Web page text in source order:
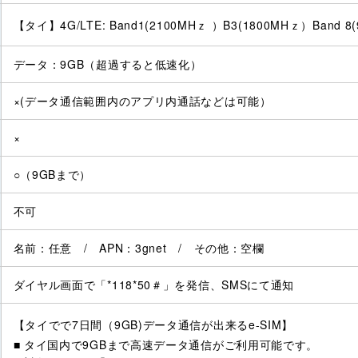
【タイ】4G/LTE: Band1(2100MHｚ ）B3(1800MHｚ）Band
データ：9GB（超過すると低速化）
×(データ通信範囲内のアプリ内通話などは可能）
×
○（9GBまで）
不可
名前：任意 / APN：3gnet / その他：空欄
ダイヤル画面で「*118*50＃」を発信、SMSにて通知
【タイでで7日間（9GB)データ通信が出来るe-SIM】
■ タイ国内で9GBまで高速データ通信がご利用可能です。